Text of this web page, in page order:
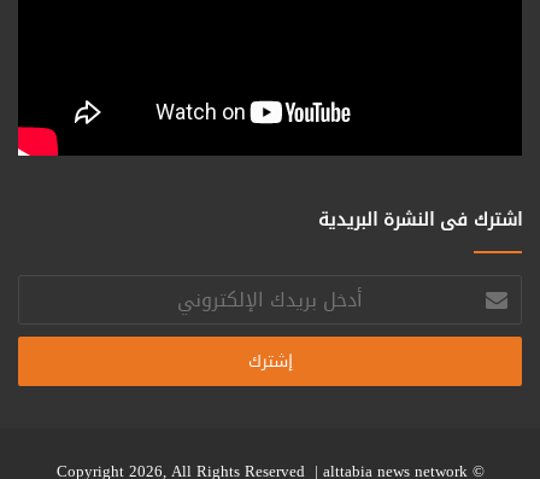
اشترك فى النشرة البريدية
أدخل
بريدك
الإلكتروني
© Copyright 2026, All Rights Reserved |
alttabia news network